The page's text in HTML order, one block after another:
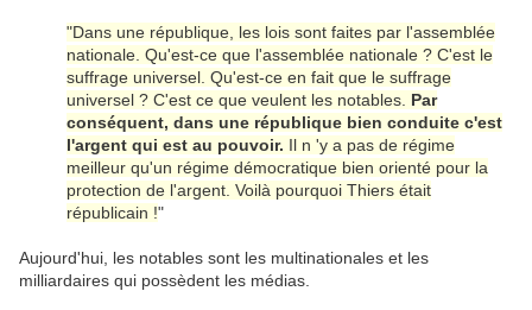
"Dans une république, les lois sont faites par l'assemblée
nationale. Qu'est-ce que l'assemblée nationale ? C'est le
suffrage universel. Qu'est-ce en fait que le suffrage
universel ? C'est ce que veulent les notables. Par
conséquent, dans une république bien conduite c'est
l'argent qui est au pouvoir. Il n 'y a pas de régime
meilleur qu'un régime démocratique bien orienté pour la
protection de l'argent. Voilà pourquoi Thiers était
républicain !"
Aujourd'hui, les notables sont les multinationales et les
milliardaires qui possèdent les médias.